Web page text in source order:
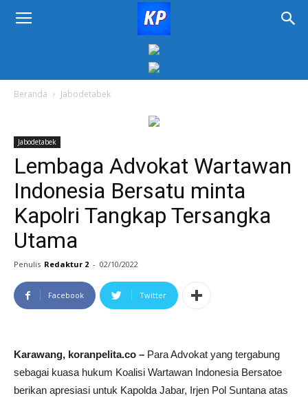
KORAN
Beranda Jabodetabek
Jabodetabek
Lembaga Advokat Wartawan
Indonesia Bersatu minta
Kapolri Tangkap Tersangka
Utama
Penulis Redaktur 2 - 02/10/2022
Facebook Twitter
Karawang, koranpelita.co – Para Advokat yang tergabung
sebagai kuasa hukum Koalisi Wartawan Indonesia Bersatoe
berikan apresiasi untuk Kapolda Jabar, Irjen Pol Suntana atas